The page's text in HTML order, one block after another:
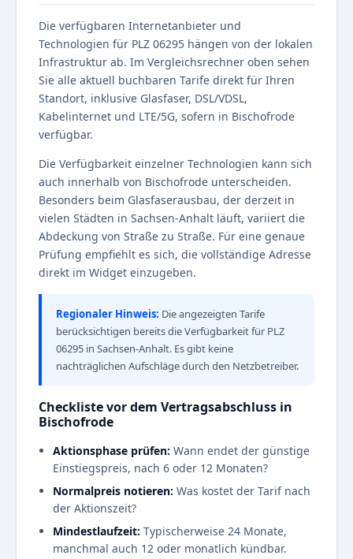
Die verfügbaren Internetanbieter und
Technologien für PLZ 06295 hängen von der lokalen
Infrastruktur ab. Im Vergleichsrechner oben sehen
Sie alle aktuell buchbaren Tarife direkt für Ihren
Standort, inklusive Glasfaser, DSL/VDSL,
Kabelinternet und LTE/5G, sofern in Bischofrode
verfügbar.
Die Verfügbarkeit einzelner Technologien kann sich
auch innerhalb von Bischofrode unterscheiden.
Besonders beim Glasfaserausbau, der derzeit in
vielen Städten in Sachsen-Anhalt läuft, variiert die
Abdeckung von Straße zu Straße. Für eine genaue
Prüfung empfiehlt es sich, die vollständige Adresse
direkt im Widget einzugeben.
Regionaler Hinweis: Die angezeigten Tarife
berücksichtigen bereits die Verfügbarkeit für PLZ
06295 in Sachsen-Anhalt. Es gibt keine
nachträglichen Aufschläge durch den Netzbetreiber.
Checkliste vor dem Vertragsabschluss in
Bischofrode
Aktionsphase prüfen: Wann endet der günstige
Einstiegspreis, nach 6 oder 12 Monaten?
Normalpreis notieren: Was kostet der Tarif nach
der Aktionszeit?
Mindestlaufzeit: Typischerweise 24 Monate,
manchmal auch 12 oder monatlich kündbar.